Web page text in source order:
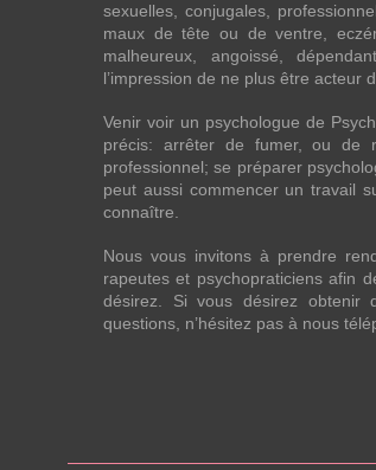
sexuelles, conjugales,
maux de tête ou de ventre,
malheureux, angoissé,
l’impression de ne plus être acteur
Venir voir un psychologue de
précis: arrêter de fumer, ou de
professionnel; se préparer
peut aussi commencer un travail
connaître.
Nous vous invitons à prendre
rapeutes et psychopraticiens afin
désirez. Si vous désirez obtenir
questions, n’hésitez pas à nous